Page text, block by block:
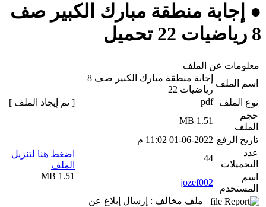
● إجابة منطقة مبارك الكبير صف
8 رياضيات 22 تحميل
معلومات عن الملف
اسم الملف
إجابة منطقة مبارك الكبير صف 8
رياضيات 22
نوع الملف
pdf
حجم
الملف
1.51 MB
تاريخ الرفع 01-06-2022 11:02 م
عدد
التحميلات
44
اسم
المستخدم
jozef002
ملف مخالف : إرسال إبلاغ عن
[ تم إيجاد الملف ]
اضغط هنا لتنزيل
الملف
1.51 MB